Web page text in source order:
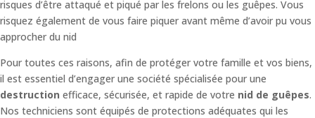
risques d’être attaqué et piqué par les frelons ou les guêpes. Vous
risquez également de vous faire piquer avant même d’avoir pu vous
approcher du nid
Pour toutes ces raisons, afin de protéger votre famille et vos biens,
il est essentiel d’engager une société spécialisée pour une
destruction efficace, sécurisée, et rapide de votre nid de guêpes.
Nos techniciens sont équipés de protections adéquates qui les